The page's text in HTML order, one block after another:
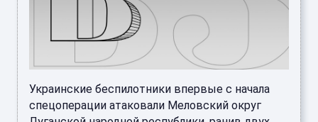
Украинские беспилотники впервые с начала
спецоперации атаковали Меловский округ